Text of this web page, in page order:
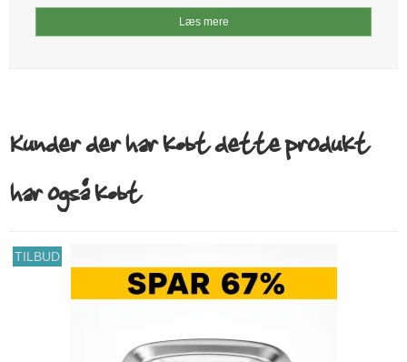
Læs mere
Kunder der har købt dette produkt
har også købt
TILBUD